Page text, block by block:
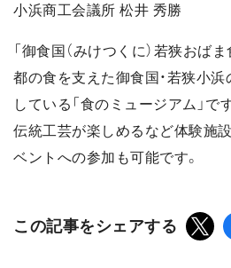
小浜商工会議所 松井 秀勝
「御食国（みけつくに）若狭おば
都の食を支えた御食国・若狭小
している「食のミュージアム」で
伝統工芸が楽しめるなど体験施
ベントへの参加も可能です。
この記事をシェアする